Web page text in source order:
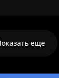
еще